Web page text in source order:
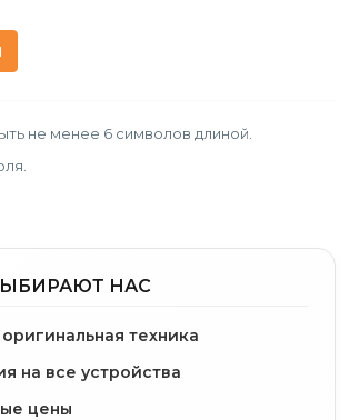
не менее 6 символов длиной.
НАС
техника
на все устройства
цены